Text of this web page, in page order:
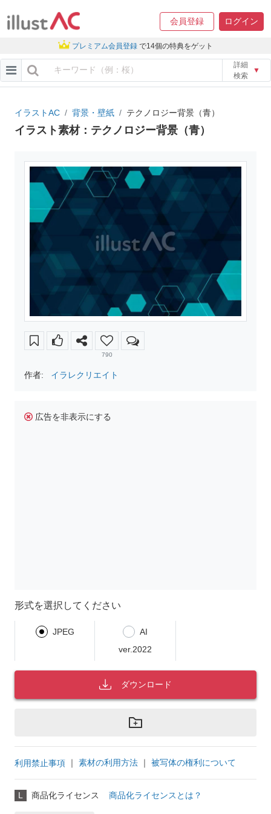
会員登録 ログイン
プレミアム会員登録 で14個の特典をゲット
詳細
検索
▼
イラストAC 背景・壁紙 テクノロジー背景（青）
イラスト素材：テクノロジー背景（青）
790
作者: イラレクリエイト
広告を非表示にする
形式を選択してください
JPEG
AI
ver.2022
ダウンロード
利用禁止事項 ｜ 素材の利用方法 ｜ 被写体の権利について
L 商品化ライセンス 商品化ライセンスとは？